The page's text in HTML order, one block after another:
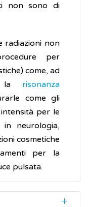
non sono di
radiazioni non
per
come, ad
risonanza
come gli
per le
neurologia,
cosmetiche
per la
pulsata.